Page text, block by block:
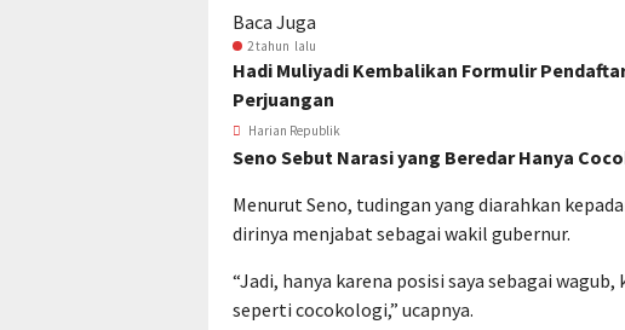
Baca Juga
2 tahun lalu
Hadi Muliyadi Kembalikan Formulir
Perjuangan
Harian Republik
Seno Sebut Narasi yang Beredar Hanya
Menurut Seno, tudingan yang diarahkan
dirinya menjabat sebagai wakil gubernur.
“Jadi, hanya karena posisi saya sebagai
seperti cocokologi,” ucapnya.